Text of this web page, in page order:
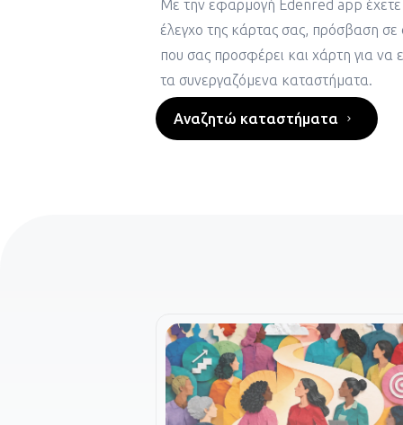
Με την εφαρμογή Edenred app έχετε
έλεγχο της κάρτας σας, πρόσβαση σε
που σας προσφέρει και χάρτη για να
τα συνεργαζόμενα καταστήματα.
Αναζητώ καταστήματα